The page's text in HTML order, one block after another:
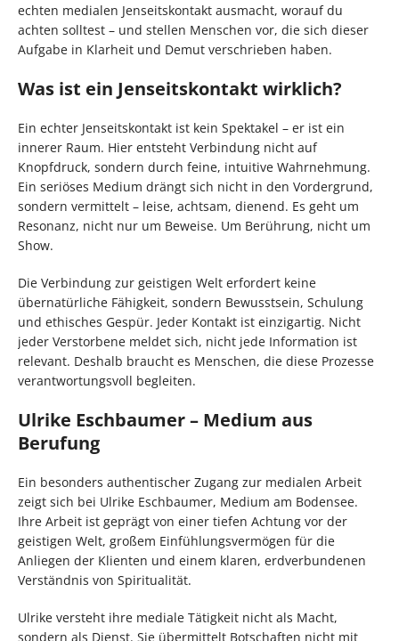
echten medialen Jenseitskontakt ausmacht, worauf du
achten solltest – und stellen Menschen vor, die sich dieser
Aufgabe in Klarheit und Demut verschrieben haben.
Was ist ein Jenseitskontakt wirklich?
Ein echter Jenseitskontakt ist kein Spektakel – er ist ein
innerer Raum. Hier entsteht Verbindung nicht auf
Knopfdruck, sondern durch feine, intuitive Wahrnehmung.
Ein seriöses Medium drängt sich nicht in den Vordergrund,
sondern vermittelt – leise, achtsam, dienend. Es geht um
Resonanz, nicht nur um Beweise. Um Berührung, nicht um
Show.
Die Verbindung zur geistigen Welt erfordert keine
übernatürliche Fähigkeit, sondern Bewusstsein, Schulung
und ethisches Gespür. Jeder Kontakt ist einzigartig. Nicht
jeder Verstorbene meldet sich, nicht jede Information ist
relevant. Deshalb braucht es Menschen, die diese Prozesse
verantwortungsvoll begleiten.
Ulrike Eschbaumer – Medium aus
Berufung
Ein besonders authentischer Zugang zur medialen Arbeit
zeigt sich bei Ulrike Eschbaumer, Medium am Bodensee.
Ihre Arbeit ist geprägt von einer tiefen Achtung vor der
geistigen Welt, großem Einfühlungsvermögen für die
Anliegen der Klienten und einem klaren, erdverbundenen
Verständnis von Spiritualität.
Ulrike versteht ihre mediale Tätigkeit nicht als Macht,
sondern als Dienst. Sie übermittelt Botschaften nicht mit